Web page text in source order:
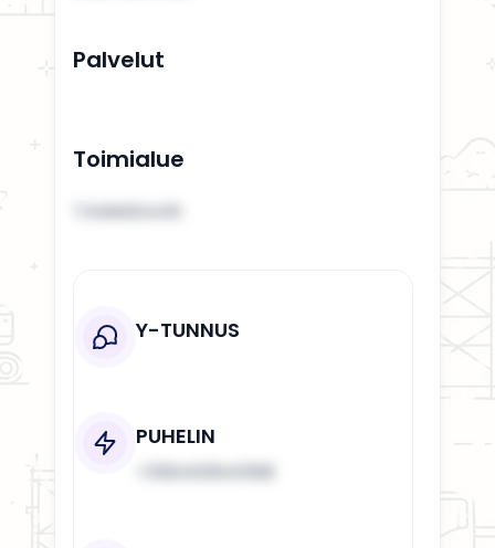
Palvelut
Toimialue
TAMMISAARI
Y-TUNNUS
PUHELIN